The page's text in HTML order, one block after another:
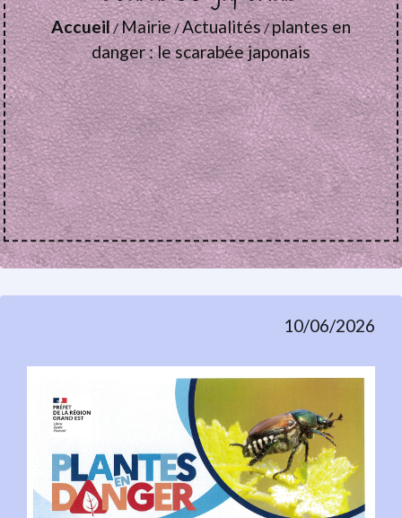
Accueil/Mairie/Actualités/plantes en
danger : le scarabée japonais
10/06/2026